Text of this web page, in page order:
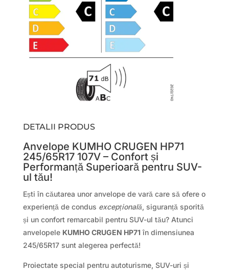
DETALII PRODUS
Anvelope KUMHO CRUGEN HP71
245/65R17 107V – Confort și
Performanță Superioară pentru SUV-
ul tău!
Ești în căutarea unor anvelope de vară care să ofere o
experiență de condus excepțională, siguranță sporită
și un confort remarcabil pentru SUV-ul tău? Atunci
anvelopele KUMHO CRUGEN HP71 în dimensiunea
245/65R17 sunt alegerea perfectă!
Proiectate special pentru autoturisme, SUV-uri și